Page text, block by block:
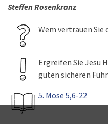
Steffen Rosenkranz
Wem vertrauen Sie
Ergreifen Sie Jesu
guten sicheren
5. Mose 5,6-22